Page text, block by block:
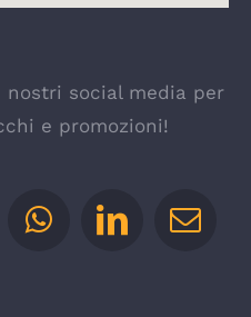
nostri social media per
e promozioni!